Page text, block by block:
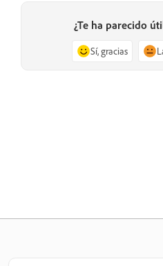
¿Te ha parecido
Sí, gracias